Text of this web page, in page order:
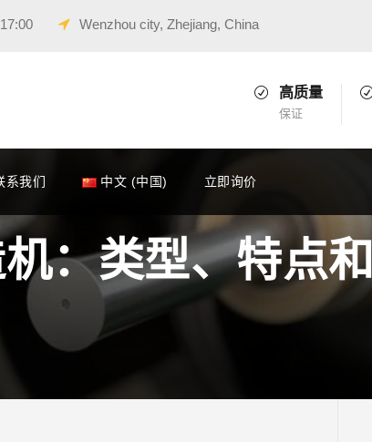
Wenzhou city, Zhejiang, China
高质量
保证
系我们 中文 (中国) 立即询价
：类型、特点